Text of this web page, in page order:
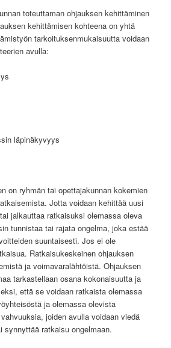
toteuttaman ohjauksen kehittäminen
kehittämisen kohteena on yhtä
tarkoituksenmukaisuutta voidaan
avulla:
läpinäkyvyys
on ryhmän tai opettajakunnan kokemien
Jotta voidaan kehittää uusi
jalkauttaa ratkaisuksi olemassa oleva
tunnistaa tai rajata ongelma, joka estää
suuntaisesti. Jos ei ole
Ratkaisukeskeinen ohjauksen
ja voimavaralähtöistä. Ohjauksen
tarkastellaan osana kokonaisuutta ja
että se voidaan ratkaista olemassa
ja olemassa olevista
joiden avulla voidaan viedä
synnyttää ratkaisu ongelmaan.